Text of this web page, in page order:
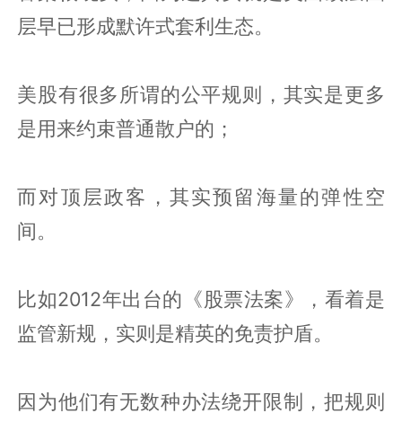
层早已形成默许式套利生态。
美股有很多所谓的公平规则，其实是更多
是用来约束普通散户的；
而对顶层政客，其实预留海量的弹性空
间。
比如2012年出台的《股票法案》，看着是
监管新规，实则是精英的免责护盾。
因为他们有无数种办法绕开限制，把规则